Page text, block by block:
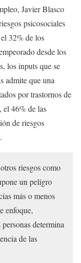
Javier Blasco
psicosociales
32% de los
desde los
los inputs que se
admite que una
por trastornos de
el 46% de las
de riesgos
riesgos como
un peligro
más o menos
enfoque,
determina
de las